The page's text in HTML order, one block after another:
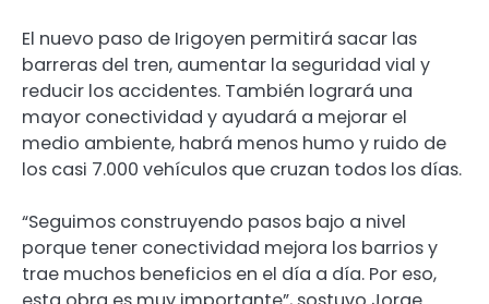
El nuevo paso de Irigoyen permitirá sacar las
barreras del tren, aumentar la seguridad vial y
reducir los accidentes. También logrará una
mayor conectividad y ayudará a mejorar el
medio ambiente, habrá menos humo y ruido de
los casi 7.000 vehículos que cruzan todos los días.
“Seguimos construyendo pasos bajo a nivel
porque tener conectividad mejora los barrios y
trae muchos beneficios en el día a día. Por eso,